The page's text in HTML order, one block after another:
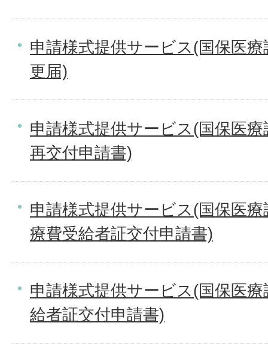
申請様式提供サービス(国保医
更届)
申請様式提供サービス(国保医
再交付申請書)
申請様式提供サービス(国保医
療費受給者証交付申請書)
申請様式提供サービス(国保医
給者証交付申請書)